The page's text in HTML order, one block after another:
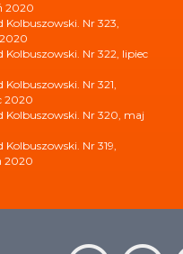
2020
Kolbuszowski. Nr 323,
Kolbuszowski. Nr 322, lipiec
Kolbuszowski. Nr 321,
2020
Kolbuszowski. Nr 320, maj
Kolbuszowski. Nr 319,
2020